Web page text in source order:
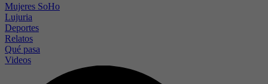
Mujeres SoHo
Lujuria
Deportes
Relatos
Qué pasa
Videos